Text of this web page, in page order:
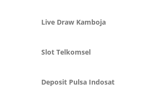
Live Draw Kamboja
Slot Telkomsel
Deposit Pulsa Indosat